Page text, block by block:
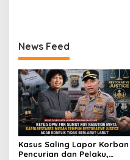
News Feed
Kasus Saling Lapor Korban
Pencurian dan Pelaku,